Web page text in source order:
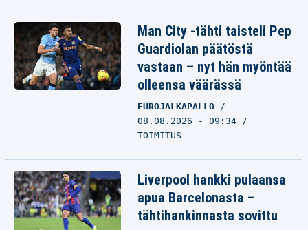
Man City -tähti taisteli Pep
Guardiolan päätöstä
vastaan – nyt hän myöntää
olleensa väärässä
EUROJALKAPALLO
08.08.2026 - 09:34
TOIMITUS
Liverpool hankki pulaansa
apua Barcelonasta –
tähtihankinnasta sovittu